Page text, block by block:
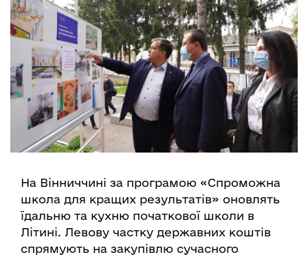
На Вінниччині за програмою «Спроможна
школа для кращих результатів» оновлять
їдальню та кухню початкової школи в
Літині. Левову частку державних коштів
спрямують на закупівлю сучасного